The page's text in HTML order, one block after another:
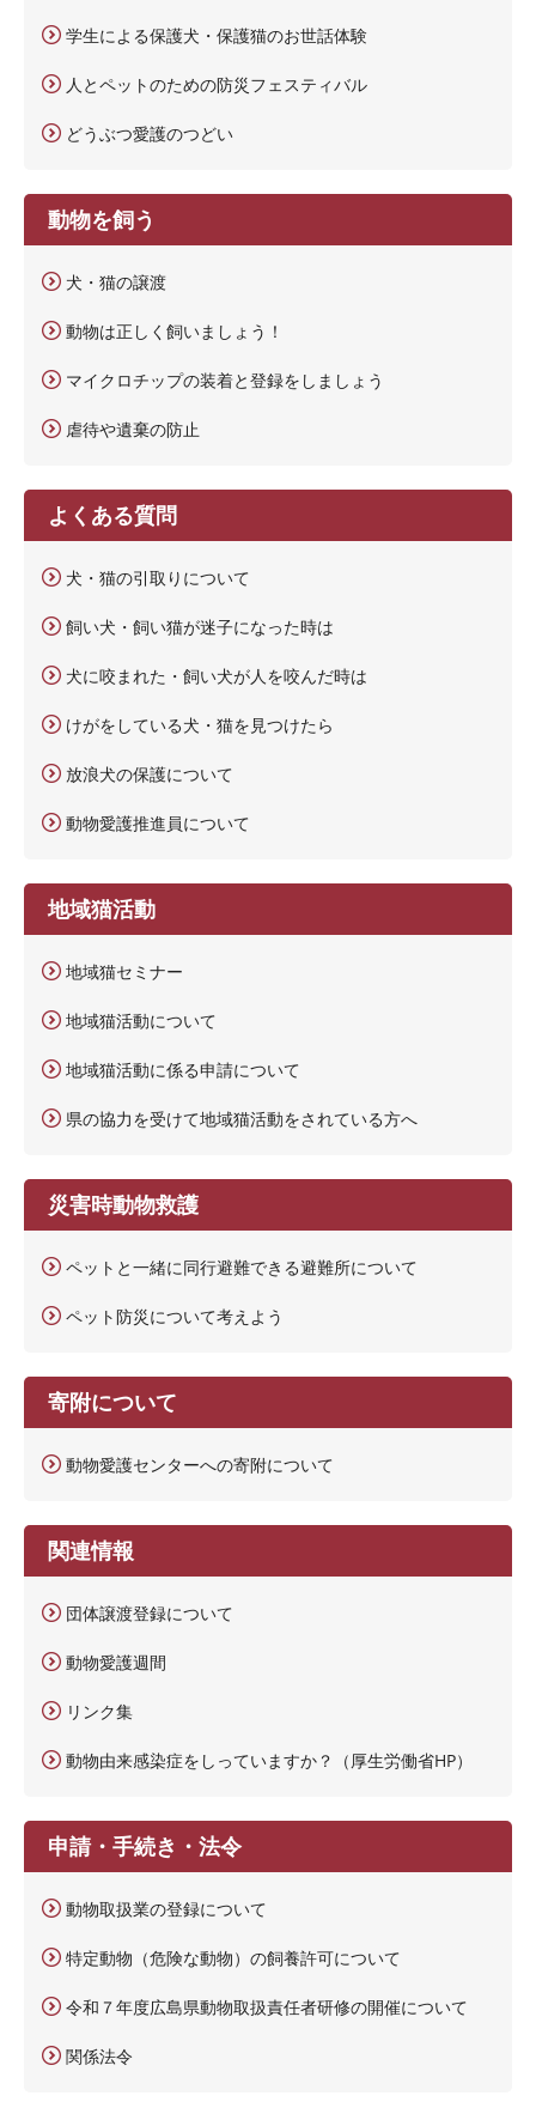
学生による保護犬・保護猫のお世話体験
人とペットのための防災フェスティバル
どうぶつ愛護のつどい
動物を飼う
犬・猫の譲渡
動物は正しく飼いましょう！
マイクロチップの装着と登録をしましょう
虐待や遺棄の防止
よくある質問
犬・猫の引取りについて
飼い犬・飼い猫が迷子になった時は
犬に咬まれた・飼い犬が人を咬んだ時は
けがをしている犬・猫を見つけたら
放浪犬の保護について
動物愛護推進員について
地域猫活動
地域猫セミナー
地域猫活動について
地域猫活動に係る申請について
県の協力を受けて地域猫活動をされている方へ
災害時動物救護
ペットと一緒に同行避難できる避難所について
ペット防災について考えよう
寄附について
動物愛護センターへの寄附について
関連情報
団体譲渡登録について
動物愛護週間
リンク集
動物由来感染症をしっていますか？（厚生労働省HP）
申請・手続き・法令
動物取扱業の登録について
特定動物（危険な動物）の飼養許可について
令和７年度広島県動物取扱責任者研修の開催について
関係法令